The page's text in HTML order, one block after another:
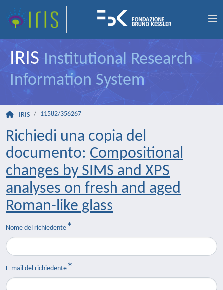
IRIS Institutional Research
Information System
IRIS 11582/356267
Richiedi una copia del
documento: Compositional
changes by SIMS and XPS
analyses on fresh and aged
Roman-like glass
Nome del richiedente
E-mail del richiedente